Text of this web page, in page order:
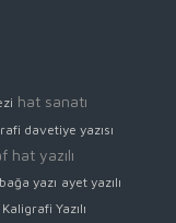
hat sanatı
davetiye yazısı
hat yazılı
yazı ayet yazılı
Kaligrafi Yazılı